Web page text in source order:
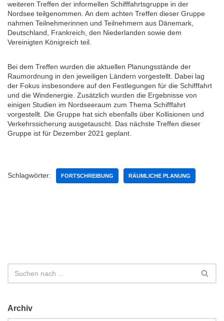
weiteren Treffen der informellen Schifffahrtsgruppe in der
Nordsee teilgenommen. An dem achten Treffen dieser Gruppe
nahmen Teilnehmerinnen und Teilnehmern aus Dänemark,
Deutschland, Frankreich, den Niederlanden sowie dem
Vereinigten Königreich teil.
Bei dem Treffen wurden die aktuellen Planungsstände der
Raumordnung in den jeweiligen Ländern vorgestellt. Dabei lag
der Fokus insbesondere auf den Festlegungen für die Schifffahrt
und die Windenergie. Zusätzlich wurden die Ergebnisse von
einigen Studien im Nordseeraum zum Thema Schifffahrt
vorgestellt. Die Gruppe hat sich ebenfalls über Kollisionen und
Verkehrssicherung ausgetauscht. Das nächste Treffen dieser
Gruppe ist für Dezember 2021 geplant.
Schlagwörter: FORTSCHREIBUNG RÄUMLICHE PLANUNG
Archiv